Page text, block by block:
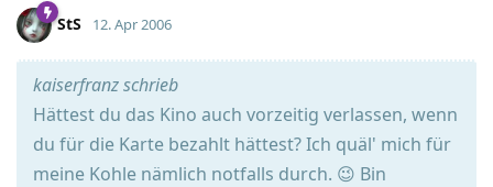
StS 12. Apr 2006
kaiserfranz schrieb
Hättest du das Kino auch vorzeitig verlassen, wenn
du für die Karte bezahlt hättest? Ich quäl' mich für
meine Kohle nämlich notfalls durch. 😉 Bin